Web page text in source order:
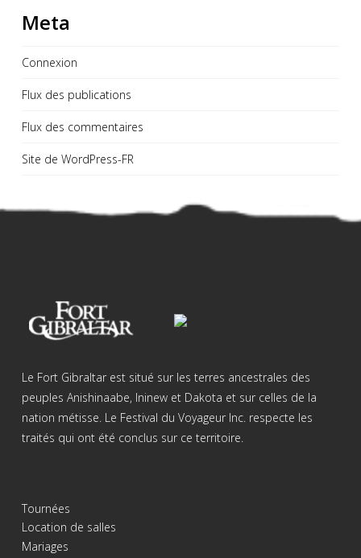
Meta
Connexion
Flux des publications
Flux des commentaires
Site de WordPress-FR
Le Fort Gibraltar est situé sur les terres ancestrales des
peuples Anishinaabe, Ininew et Dakota et sur celles de la
nation métisse. Le Festival du Voyageur Inc. respecte les
traités qui ont été conclus sur ce territoire.
Tournées
Location de salles
Mariages